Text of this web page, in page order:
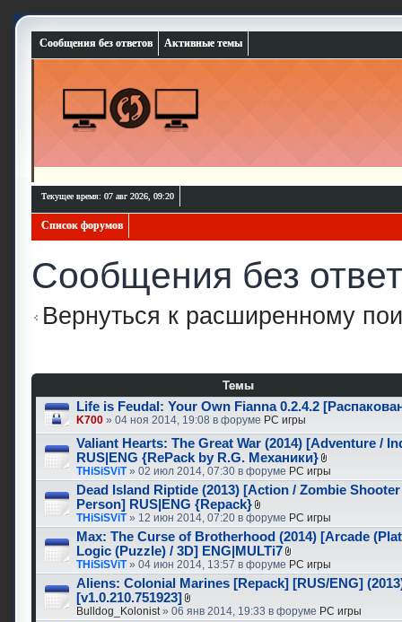
Сообщения без ответов Активные темы
Текущее время: 07 авг 2026, 09:20
Список форумов
Сообщения без
Вернуться к расширенному
Темы
Life is Feudal: Your Own Fianna 0.2.4.2
K700 » 04 ноя 2014, 19:08 в форуме PC игры
Valiant Hearts: The Great War (2014) [Adventure /
RUS|ENG {RePack by R.G. Механики}
THiSiSViT» 02 июл 2014, 07:30 в форуме PC игры
Dead Island Riptide (2013) [Action / Zombie
Person] RUS|ENG {Repack}
THiSiSViT» 12 июн 2014, 07:20 в форуме PC игры
Max: The Curse of Brotherhood (2014) [Arcade
Logic (Puzzle) / 3D] ENG|MULTi7
THiSiSViT» 04 июн 2014, 13:57 в форуме PC игры
Aliens: Colonial Marines [Repack] [RUS/ENG]
[v1.0.210.751923]
Bulldog_Kolonist» 06 янв 2014, 19:33 в форуме PC игры